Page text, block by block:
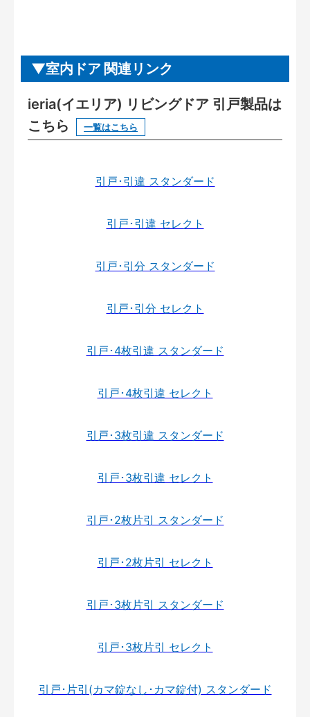
室内ドア 関連リンク
ieria(イエリア) リビングドア 引戸製品は
こちら
一覧はこちら
引戸･引違 スタンダード
引戸･引違 セレクト
引戸･引分 スタンダード
引戸･引分 セレクト
引戸･4枚引違 スタンダード
引戸･4枚引違 セレクト
引戸･3枚引違 スタンダード
引戸･3枚引違 セレクト
引戸･2枚片引 スタンダード
引戸･2枚片引 セレクト
引戸･3枚片引 スタンダード
引戸･3枚片引 セレクト
引戸･片引(カマ錠なし･カマ錠付) スタンダード